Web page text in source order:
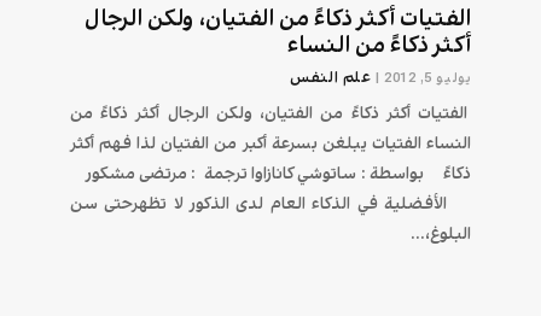
الفتيات أكثر ذكاءً من الفتيان، ولكن الرجال
أكثر ذكاءً من النساء
يوليو 5, 2012 | علم النفس
الفتيات أكثر ذكاءً من الفتيان، ولكن الرجال أكثر ذكاءً من
النساء الفتيات يبلغن بسرعة أكبر من الفتيان لذا فهم أكثر
ذكاءً بواسطة : ساتوشي كانازاوا ترجمة : مرتضى مشكور
الأفضلية في الذكاء العام لدى الذكور لا تظهرحتى سن
البلوغ،...